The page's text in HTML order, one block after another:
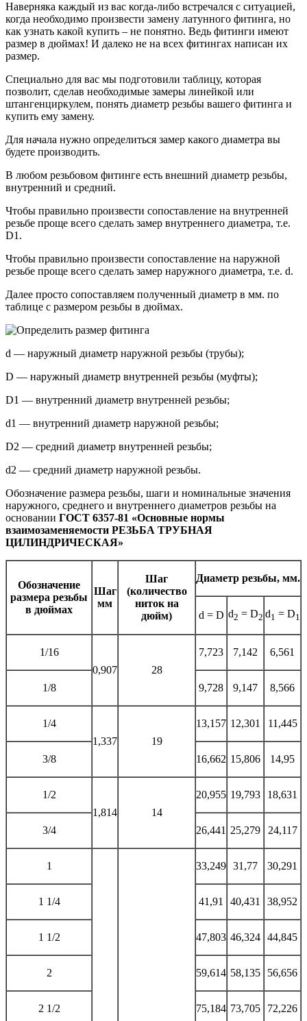
Наверняка каждый из вас когда-либо встречался с ситуацией,
когда необходимо произвести замену латунного фитинга, но
как узнать какой купить – не понятно. Ведь фитинги имеют
размер в дюймах! И далеко не на всех фитингах написан их
размер.
Специально для вас мы подготовили таблицу, которая
позволит, сделав необходимые замеры линейкой или
штангенциркулем, понять диаметр резьбы вашего фитинга и
купить ему замену.
Для начала нужно определиться замер какого диаметра вы
будете производить.
В любом резьбовом фитинге есть внешний диаметр резьбы,
внутренний и средний.
Чтобы правильно произвести сопоставление на внутренней
резьбе проще всего сделать замер внутреннего диаметра, т.е.
D1.
Чтобы правильно произвести сопоставление на наружной
резьбе проще всего сделать замер наружного диаметра, т.е. d.
Далее просто сопоставляем полученный диаметр в мм. по
таблице с размером резьбы в дюймах.
d — наружный диаметр наружной резьбы (трубы);
D — наружный диаметр внутренней резьбы (муфты);
D1 — внутренний диаметр внутренней резьбы;
d1 — внутренний диаметр наружной резьбы;
D2 — средний диаметр внутренней резьбы;
d2 — средний диаметр наружной резьбы.
Обозначение размера резьбы, шаги и номинальные значения
наружного, среднего и внутреннего диаметров резьбы на
основании ГОСТ 6357-81 «Основные нормы
взаимозаменяемости РЕЗЬБА ТРУБНАЯ
ЦИЛИНДРИЧЕСКАЯ»
Обозначение
размера резьбы
в дюймах
Шаг
мм
Шаг
(количество
ниток на
дюйм)
Диаметр резьбы, мм.
d = D d2 = D2 d1 = D1
1/16
0,907
28
7,723 7,142 6,561
1/8 9,728 9,147 8,566
1/4
1,337
19
13,157 12,301 11,445
3/8 16,662 15,806 14,95
1/2
1,814
14
20,955 19,793 18,631
3/4 26,441 25,279 24,117
1 33,249 31,77 30,291
1 1/4 41,91 40,431 38,952
1 1/2 47,803 46,324 44,845
2 59,614 58,135 56,656
2 1/2 75,184 73,705 72,226